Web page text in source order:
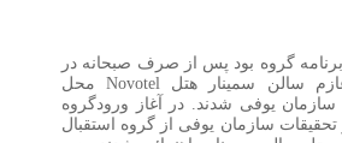
گروه بود پس از صرف صبحانه در
سالن سمینار هتل Novotelمحل
سازمان یوفی شدند. در آغاز ورودگروه
تحقیقات سازمان یوفی از گروه استقبال